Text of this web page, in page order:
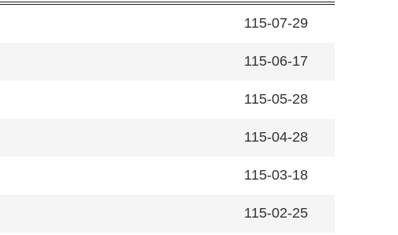
115-07-29
115-06-17
115-05-28
115-04-28
115-03-18
115-02-25